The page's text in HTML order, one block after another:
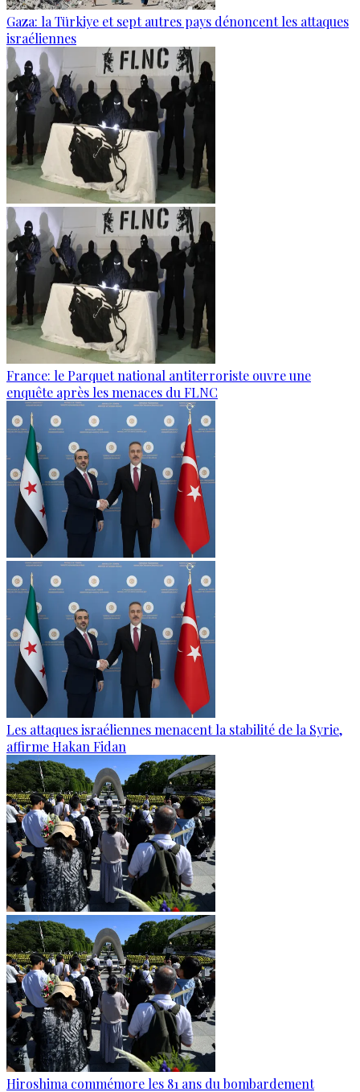
Gaza: la Türkiye et sept autres pays dénoncent les attaques
israéliennes
France: le Parquet national antiterroriste ouvre une
enquête après les menaces du FLNC
Les attaques israéliennes menacent la stabilité de la Syrie,
affirme Hakan Fidan
Hiroshima commémore les 81 ans du bombardement